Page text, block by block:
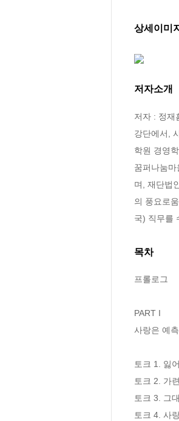
상세이미지
저자소개
저자 : 정재
강단에서,
학원 경영
꿈퍼나눔
며, 재단법
의 풍요로
국) 직무를
목차
프롤로그
PART I
사랑은 예
토크 1. 잃
토크 2. 가
토크 3. 그
토크 4. 사